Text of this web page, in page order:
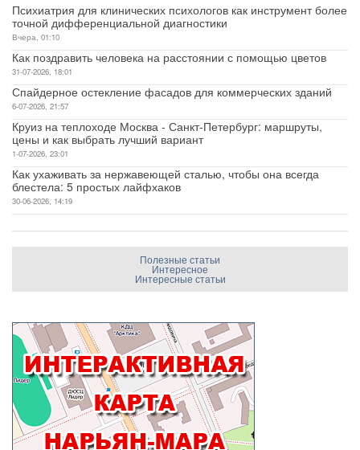
Психиатрия для клинических психологов как инструмент более
точной дифференциальной диагностики
Вчера, 01:10
Как поздравить человека на расстоянии с помощью цветов
31-07-2026, 18:01
Спайдерное остекление фасадов для коммерческих зданий
6-07-2026, 21:57
Круиз на теплоходе Москва - Санкт-Петербург: маршруты,
цены и как выбрать лучший вариант
1-07-2026, 23:01
Как ухаживать за нержавеющей сталью, чтобы она всегда
блестела: 5 простых лайфхаков
30-06-2026, 14:19
Полезные статьи
Интересное
Интересные статьи